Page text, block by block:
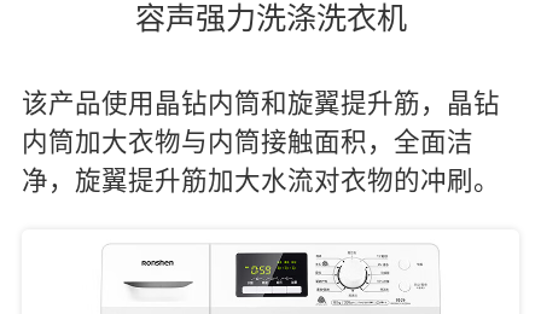
容声强力洗涤洗衣机
该产品使用晶钻内筒和旋翼提升筋，晶钻
内筒加大衣物与内筒接触面积，全面洁
净，旋翼提升筋加大水流对衣物的冲刷。